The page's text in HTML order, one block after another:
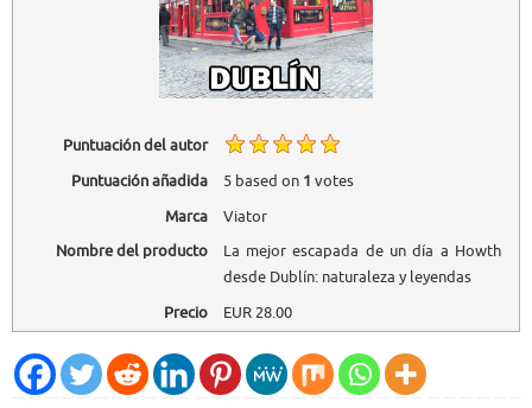
Puntuación del autor
Puntuación añadida
5based on 1 votes
Marca
Viator
Nombre del producto
La mejor escapada de un día a Howth
desde Dublín: naturaleza y leyendas
Precio
EUR28.00